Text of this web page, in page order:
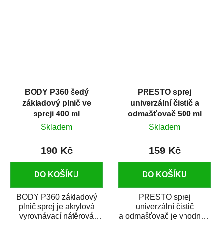
BODY P360 šedý
základový plnič ve
spreji 400 ml
Skladem
190 Kč
DO KOŠÍKU
BODY P360 základový
plnič sprej je akrylová
vyrovnávací nátěrová
PRESTO sprej
univerzální čistič a
odmašťovač 500 ml
Skladem
159 Kč
DO KOŠÍKU
PRESTO sprej
univerzální čistič
a odmašťovač je vhodný k